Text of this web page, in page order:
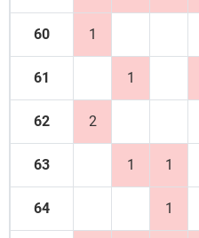
60 1
61 1
62 2
63 1 1
64 1